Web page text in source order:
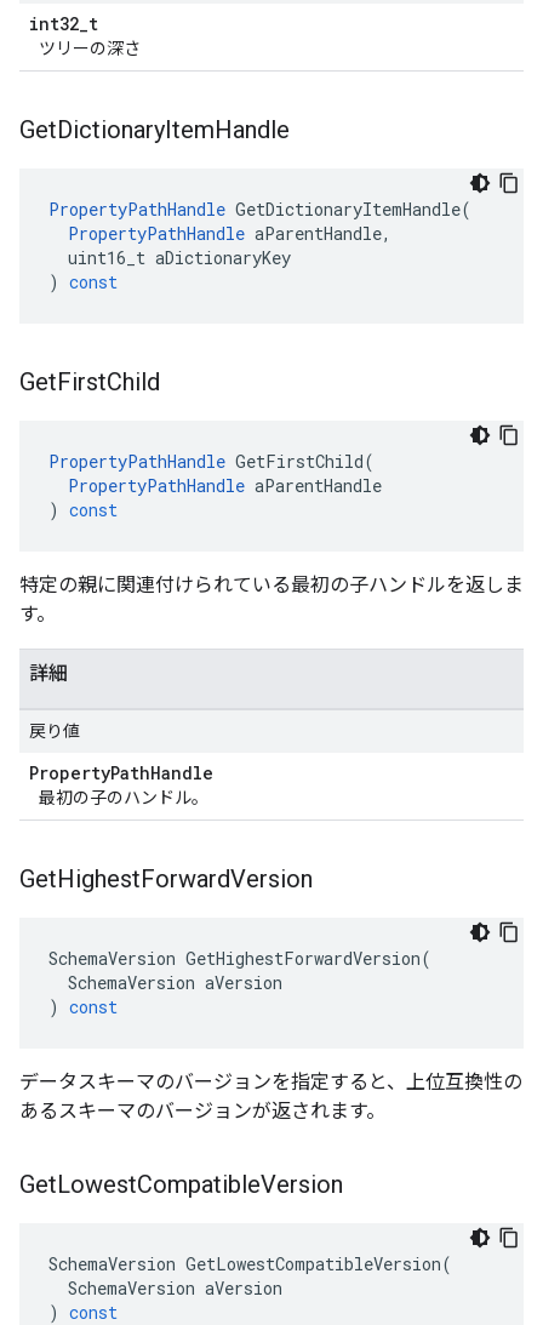
int32_t
ツリーの深さ
GetDictionaryItemHandle
PropertyPathHandle GetDictionaryItemHandle(
PropertyPathHandle aParentHandle,
uint16_t aDictionaryKey
) const
GetFirstChild
PropertyPathHandle GetFirstChild(
PropertyPathHandle aParentHandle
) const
特定の親に関連付けられている最初の子ハンドルを返しま
す。
詳細
戻り値
PropertyPathHandle
最初の子のハンドル。
GetHighestForwardVersion
SchemaVersion GetHighestForwardVersion(
SchemaVersion aVersion
) const
データスキーマのバージョンを指定すると、上位互換性の
あるスキーマのバージョンが返されます。
GetLowestCompatibleVersion
SchemaVersion GetLowestCompatibleVersion(
SchemaVersion aVersion
) const